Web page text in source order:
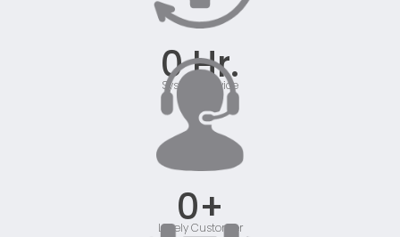
System service
0 Hr.
Lovely Customer
0+